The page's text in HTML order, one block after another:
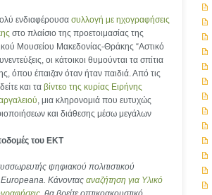
ενδιαφέρουσα συλλογή με ηχογραφήσεις
στο πλαίσιο της προετοιμασίας της
Μουσείου Μακεδονίας-Θράκης “Αστικό
οι κάτοικοι θυμούνται τα σπίτια
όπου έπαιζαν όταν ήταν παιδιά. Από τις
και τα βίντεο της κυρίας Ειρήνης
, μια κληρονομιά που ευτυχώς
και διάθεσης μέσω μεγάλων
του ΕΚΤ
ψηφιακού πολιτιστικού
Europeana. Κάνοντας αναζήτηση για Υλικό